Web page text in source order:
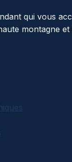
qui vous
montagne et